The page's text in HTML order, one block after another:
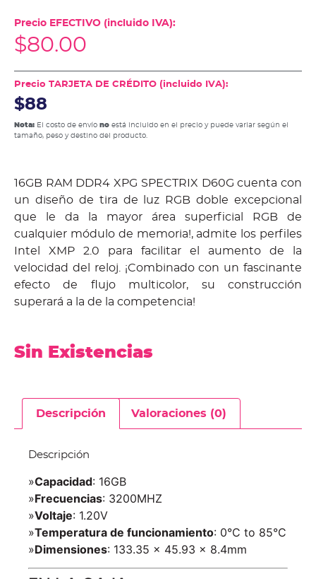
Precio EFECTIVO (incluido IVA):
$80.00
Precio TARJETA DE CRÉDITO (incluido IVA):
$88
Nota: El costo de envío no está incluido en el precio y puede variar según el
tamaño, peso y destino del producto.
16GB RAM DDR4 XPG SPECTRIX D60G cuenta con
un diseño de tira de luz RGB doble excepcional
que le da la mayor área superficial RGB de
cualquier módulo de memoria!, admite los perfiles
Intel XMP 2.0 para facilitar el aumento de la
velocidad del reloj. ¡Combinado con un fascinante
efecto de flujo multicolor, su construcción
superará a la de la competencia!
Sin Existencias
Descripción Valoraciones (0)
Descripción
»Capacidad: 16GB
»Frecuencias: 3200MHZ
»Voltaje: 1.20V
»Temperatura de funcionamiento: 0°C to 85°C
»Dimensiones: 133.35 x 45.93 x 8.4mm